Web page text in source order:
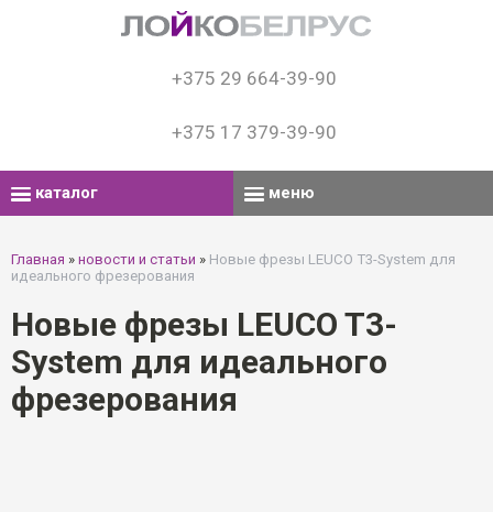
+375 29 664-39-90
+375 17 379-39-90
каталог меню
Главная » новости и статьи » Новые фрезы LEUCO T3-System для
идеального фрезерования
Новые фрезы LEUCO T3-
System для идеального
фрезерования